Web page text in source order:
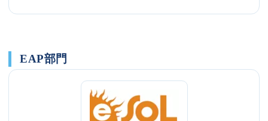
EAP部門